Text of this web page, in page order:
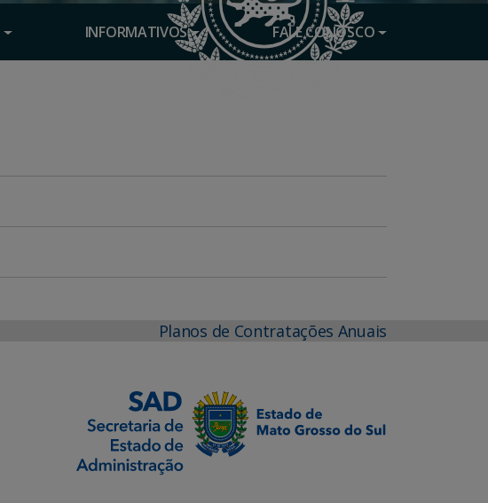
INFORMATIVOS FALE CONOSCO
Planos de Contratações Anuais